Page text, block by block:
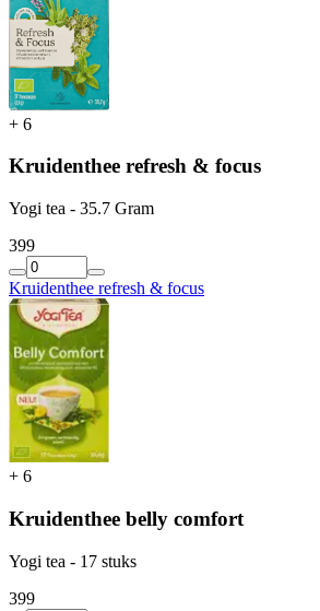
+ 6
Kruidenthee refresh & focus
Yogi tea - 35.7 Gram
399
Kruidenthee refresh & focus
+ 6
Kruidenthee belly comfort
Yogi tea - 17 stuks
399